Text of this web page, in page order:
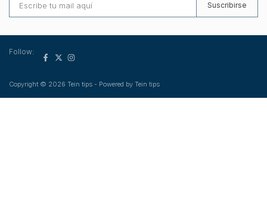
Suscribirse
Copyright © 2026 Tein tips - Powered by Tein tips
Follow: